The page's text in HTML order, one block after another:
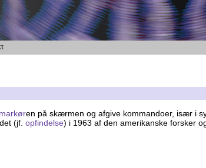
markøren på skærmen og afgive kommandoer, især i
(jf. opfindelse) i 1963 af den amerikanske forsker